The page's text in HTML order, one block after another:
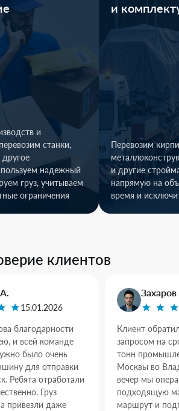
и
станки,
другое
надежный
груз, учитываем
ограничения
и
Перевозим
и другие
напрямую на
время и
клиентов
15.01.2026
благодарности
и всей команде
было очень
для отправки
Ребята отработали
Груз
привезли даже
Клиент
запросом на
тонн
Москвы во
вечер мы
подходящую
маршрут и